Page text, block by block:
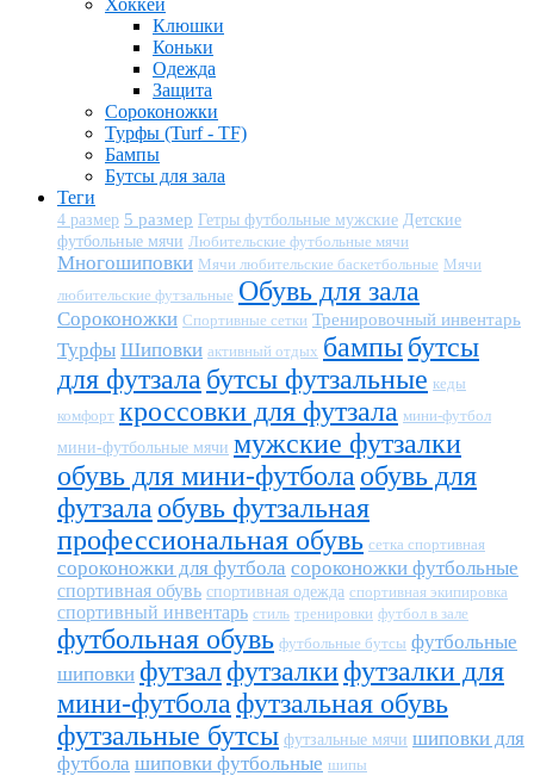
Клюшки
Коньки
Одежда
Защита
Сороконожки
Турфы (Turf - TF)
Бампы
Бутсы для зала
Теги
4 размер 5 размер Гетры футбольные мужские Детские
футбольные мячи Любительские футбольные мячи
Многошиповки Мячи любительские баскетбольные Мячи
любительские футзальные Обувь для зала
Сороконожки Спортивные сетки Тренировочный инвентарь
Турфы Шиповки активный отдых бампыбутсы
для футзала бутсы футзальные кеды
комфорт кроссовки для футзала мини-футбол
мини-футбольные мячи мужские футзалки
обувь для мини-футбола обувь для
футзала обувь футзальная
профессиональная обувь сетка спортивная
сороконожки для футбола сороконожки футбольные
спортивная обувь спортивная одежда спортивная экипировка
спортивный инвентарь стиль тренировки футбол в зале
футбольная обувь футбольные бутсы футбольные
шиповки футзалфутзалкифутзалки для
мини-футбола футзальная обувь
футзальные бутсы футзальные мячи шиповки для
футбола шиповки футбольные шипы